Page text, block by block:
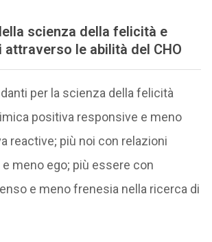
scienza della felicità e
le abilità del CHO
per la scienza della felicità
positiva responsive e meno
reactive; più noi con relazioni
meno ego; più essere con
e meno frenesia nella ricerca di